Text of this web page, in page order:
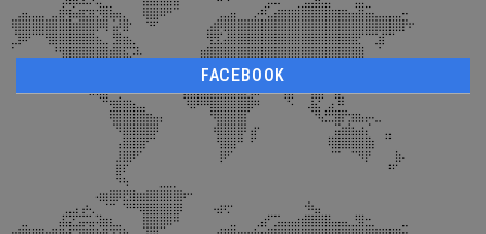
FACEBOOK